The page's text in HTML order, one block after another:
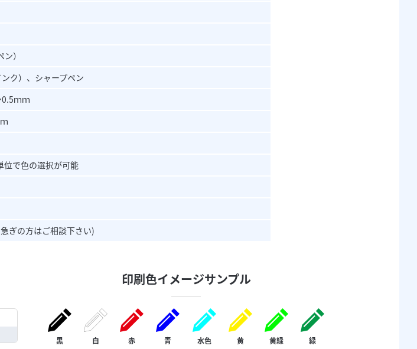
）
ク）、シャープペン
ｍｍ
で色の選択が可能
ぎの方はご相談下さい)
印刷色イメージサンプル
黒 白 赤 青 水色 黄 黄緑 緑